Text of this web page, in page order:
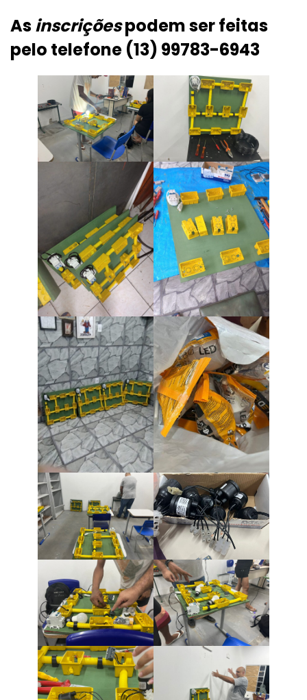
Asinscriçõespodem ser feitas
pelo telefone (13) 99783-6943